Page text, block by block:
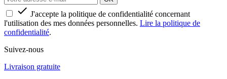
 J'accepte la politique de confidentialité concernant
l'utilisation des mes données personnelles. Lire la politique de
confidentialité.
Suivez-nous
Livraison gratuite